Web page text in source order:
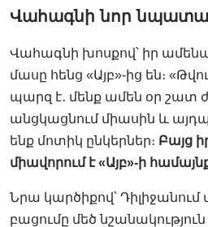
Վահագնի նոր
Վահագնի խոսքով՝ իր
մասը հենց «Այբ»-ից են։
պարզ է․ մենք ամեն օր շատ
անցկացնում միասին և
ենք մոտիկ ընկերներ։ Բայց
միավորում է «Այբ»-ի
Նրա կարծիքով՝
բացումը մեծ